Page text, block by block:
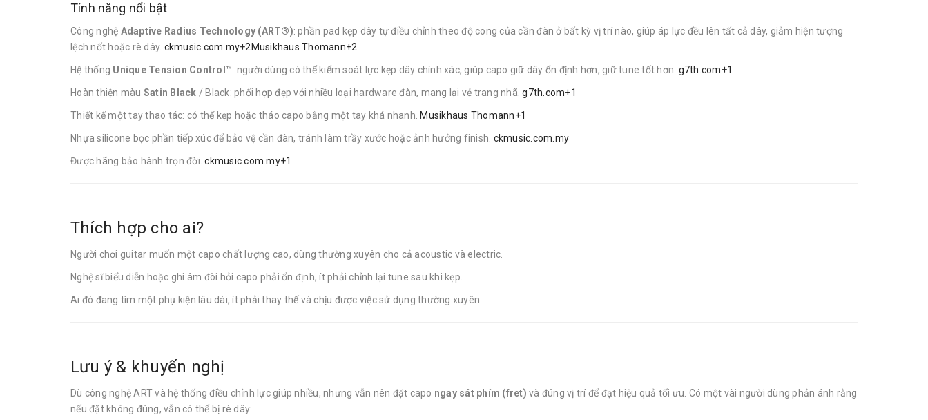
Tính năng nổi bật
Công nghệ Adaptive Radius Technology (ART®): phần pad kẹp dây tự điều chỉnh theo độ cong của cần đàn ở bất kỳ vị trí nào, giúp áp lực đều lên tất cả dây, giảm hiện tượng
lệch nốt hoặc rè dây. ckmusic.com.my+2Musikhaus Thomann+2
Hệ thống Unique Tension Control™: người dùng có thể kiểm soát lực kẹp dây chính xác, giúp capo giữ dây ổn định hơn, giữ tune tốt hơn. g7th.com+1
Hoàn thiện màu Satin Black / Black: phối hợp đẹp với nhiều loại hardware đàn, mang lại vẻ trang nhã.g7th.com+1
Thiết kế một tay thao tác: có thể kẹp hoặc tháo capo bằng một tay khá nhanh. Musikhaus Thomann+1
Nhựa silicone bọc phần tiếp xúc để bảo vệ cần đàn, tránh làm trầy xước hoặc ảnh hưởng finish. ckmusic.com.my
Được hãng bảo hành trọn đời.ckmusic.com.my+1
Thích hợp cho ai?
Người chơi guitar muốn một capo chất lượng cao, dùng thường xuyên cho cả acoustic và electric.
Nghệ sĩ biểu diễn hoặc ghi âm đòi hỏi capo phải ổn định, ít phải chỉnh lại tune sau khi kẹp.
Ai đó đang tìm một phụ kiện lâu dài, ít phải thay thế và chịu được việc sử dụng thường xuyên.
Lưu ý & khuyến nghị
Dù công nghệ ART và hệ thống điều chỉnh lực giúp nhiều, nhưng vẫn nên đặt capo ngay sát phím (fret) và đúng vị trí để đạt hiệu quả tối ưu. Có một vài người dùng phản ánh rằng
nếu đặt không đúng, vẫn có thể bị rè dây: